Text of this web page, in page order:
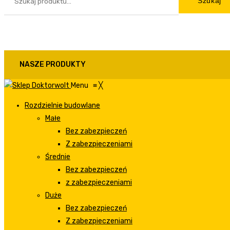
NASZE PRODUKTY
Menu ≡╳
Rozdzielnie budowlane
Małe
Bez zabezpieczeń
Z zabezpieczeniami
Średnie
Bez zabezpieczeń
z zabezpieczeniami
Duże
Bez zabezpieczeń
Z zabezpieczeniami